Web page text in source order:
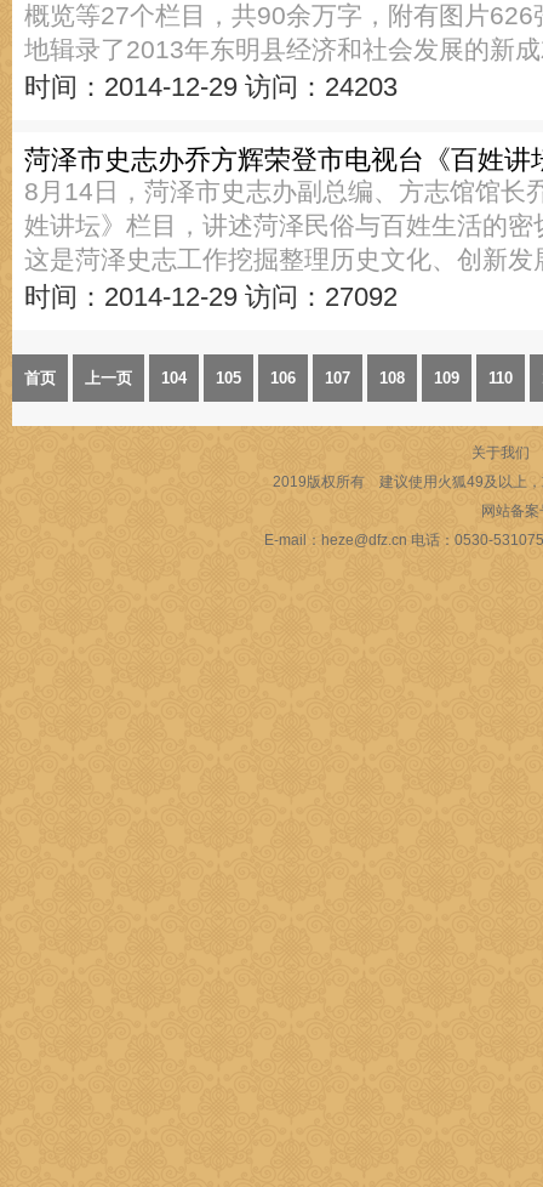
概览等27个栏目，共90余万字，附有图片
地辑录了2013年东明县经济和社会发展的新
时间：2014-12-29 访问：24203
菏泽市史志办乔方辉荣登市电视台《百姓讲
8月14日，菏泽市史志办副总编、方志馆馆长
姓讲坛》栏目，讲述菏泽民俗与百姓生活的
这是菏泽史志工作挖掘整理历史文化、创新发
时间：2014-12-29 访问：27092
首页 上一页 104 105 106 107 108 109 110
关于我们
2019版权所有 建议使用火狐49及以上
网站备案
E-mail：heze@dfz.cn 电话：0530-